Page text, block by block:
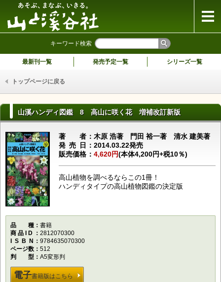
キーワード検索
最新刊一覧 発売予定一覧 シリーズ一覧
トップページに戻る
山溪ハンディ図鑑 8 高山に咲く花 増補改訂新版
著者木原 浩著 門田 裕一著 清水 建美著
発売日 2014.03.22発売
販売価格
4,620円(本体4,200円+税10％)
高山植物を調べるならこの1冊！
ハンディタイプの高山植物図鑑の決定版
品種書籍
商品ID
2812070300
ISBN
9784635070300
ページ数
512
判型A5変形判
電子書籍版はこちら